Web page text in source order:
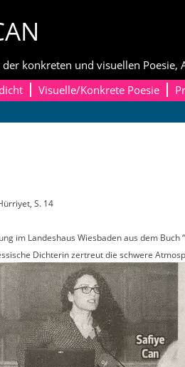
konkreten und visuellen Poesie,
Visuelle/Konkrete Poesie
S. 14
im Lan­deshaus Wies­baden aus dem
Dich­terin zer­treut die schwere